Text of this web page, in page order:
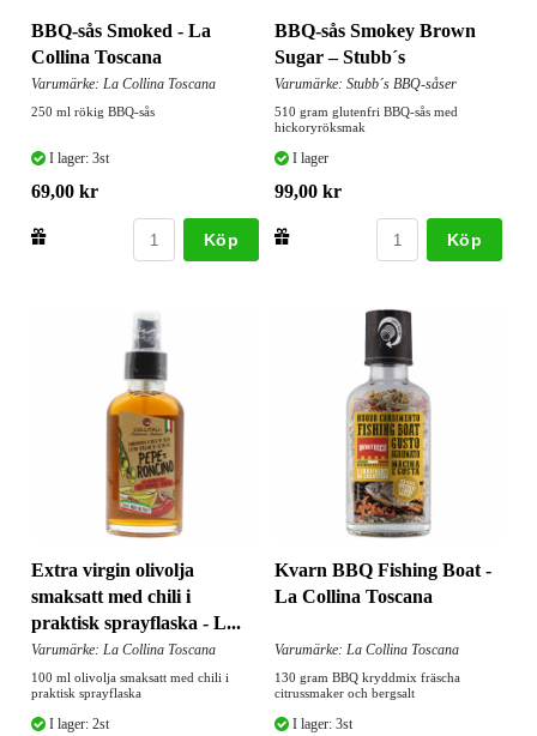
BBQ-sås Smoked - La
Collina Toscana
Varumärke: La Collina Toscana
250 ml rökig BBQ-sås
I lager: 3st
69,00 kr
Köp
BBQ-sås Smokey Brown
Sugar – Stubb´s
Varumärke: Stubb´s BBQ-såser
510 gram glutenfri BBQ-sås med
hickoryröksmak
I lager
99,00 kr
Köp
Extra virgin olivolja
smaksatt med chili i
praktisk sprayflaska - L...
Varumärke: La Collina Toscana
100 ml olivolja smaksatt med chili i
praktisk sprayflaska
I lager: 2st
Kvarn BBQ Fishing Boat -
La Collina Toscana
Varumärke: La Collina Toscana
130 gram BBQ kryddmix fräscha
citrussmaker och bergsalt
I lager: 3st